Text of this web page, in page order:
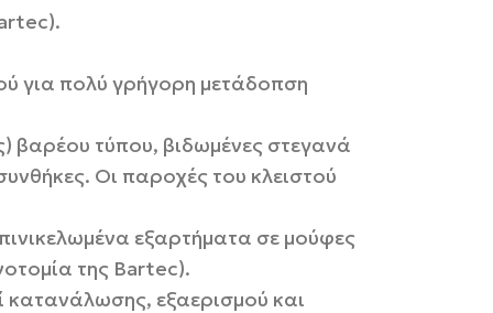
για πολύ γρήγορη μετάδοπση
βαρέου τύπου, βιδωμένες στεγανά
Οι παροχές του κλειστού
εξαρτήματα σε μούφες
της Bartec).
κατανάλωσης, εξαερισμού και